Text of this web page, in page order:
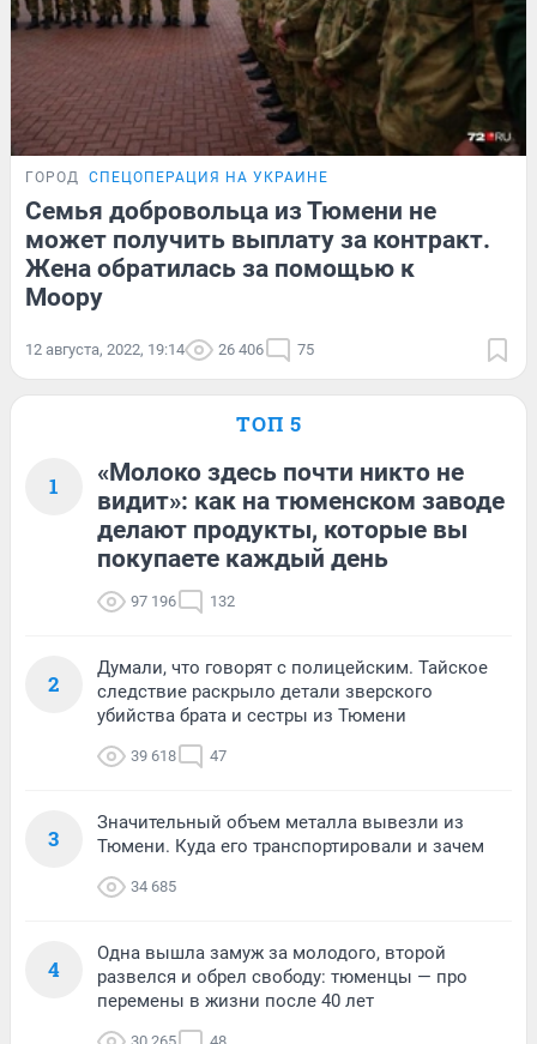
ГОРОД СПЕЦОПЕРАЦИЯ НА УКРАИНЕ
Семья добровольца из Тюмени не
может получить выплату за контракт.
Жена обратилась за помощью к
Моору
12 августа, 2022, 19:14 26 406 75
ТОП 5
1
«Молоко здесь почти никто не
видит»: как на тюменском заводе
делают продукты, которые вы
покупаете каждый день
97 196 132
2
Думали, что говорят с полицейским. Тайское
следствие раскрыло детали зверского
убийства брата и сестры из Тюмени
39 618 47
3
Значительный объем металла вывезли из
Тюмени. Куда его транспортировали и зачем
34 685
4
Одна вышла замуж за молодого, второй
развелся и обрел свободу: тюменцы — про
перемены в жизни после 40 лет
30 265 48